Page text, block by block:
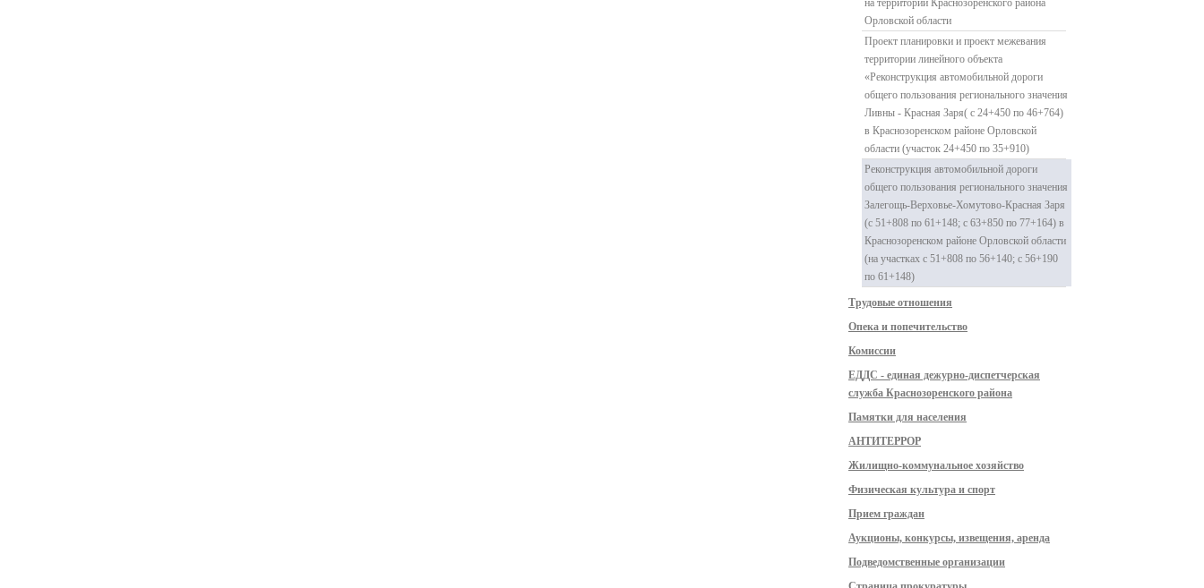
на территории Краснозоренского района
Орловской области
Проект планировки и проект межевания
территории линейного объекта
«Реконструкция автомобильной дороги
общего пользования регионального значения
Ливны - Красная Заря( с 24+450 по 46+764)
в Краснозоренском районе Орловской
области (участок 24+450 по 35+910)
Реконструкция автомобильной дороги
общего пользования регионального значения
Залегощь-Верховье-Хомутово-Красная Заря
(с 51+808 по 61+148; с 63+850 по 77+164) в
Краснозоренском районе Орловской области
(на участках с 51+808 по 56+140; с 56+190
по 61+148)
Трудовые отношения
Опека и попечительство
Комиссии
ЕДДС - единая дежурно-диспетчерская
служба Краснозоренского района
Памятки для населения
АНТИТЕРРОР
Жилищно-коммунальное хозяйство
Физическая культура и спорт
Прием граждан
Аукционы, конкурсы, извещения, аренда
Подведомственные организации